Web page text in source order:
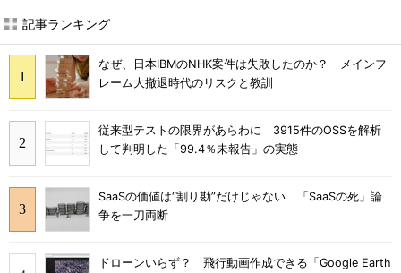
記事ランキング
なぜ、日本IBMのNHK案件は失敗したのか？ メインフ
レーム大撤退時代のリスクと教訓
従来型テストの限界があらわに 3915件のOSSを解析
して判明した「99.4％未報告」の実態
SaaSの価値は“割り勘”だけじゃない 「SaaSの死」論
争を一刀両断
ドローンいらず？ 飛行動画作成できる「Google Earth